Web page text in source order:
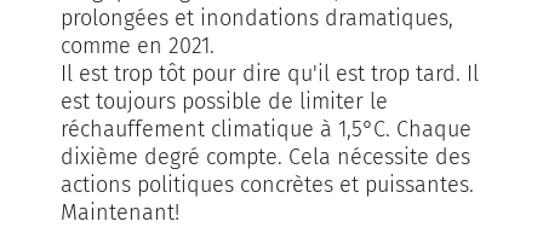
prolongées et inondations dramatiques,
comme en 2021.
Il est trop tôt pour dire qu'il est trop tard. Il
est toujours possible de limiter le
réchauffement climatique à 1,5°C. Chaque
dixième degré compte. Cela nécessite des
actions politiques concrètes et puissantes.
Maintenant!